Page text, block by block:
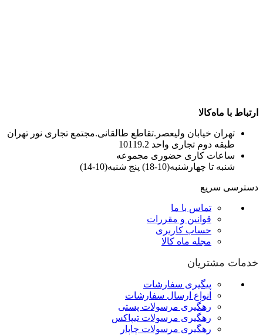
ارتباط با ماه‌کالا
تهران خیابان ولیعصر.تقاطع طالقانی.مجتمع تجاری نور تهران
طبقه دوم تجاری واحد 10119.2
ساعات کاری حضوری مجموعه
شنبه تا چهارشنبه(10-18) پنج شنبه(10-14)
دسترسی سریع
تماس با ما
قوانین و مقررات
حساب کاربری
مجله ماه کالا
خدمات مشتریان
پیگیری سفارشات
انواع ارسال سفارشات
رهگیری مرسولات پستی
رهگیری مرسولات تیپاکس
رهگیری مرسولات چاپار